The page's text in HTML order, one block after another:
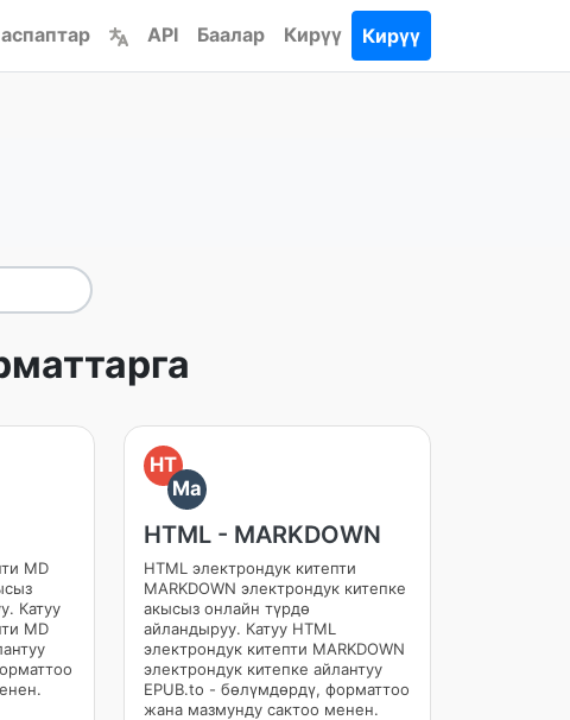
API Баалар Кирүү Кирүү
MD
Катуу
MD
HT
Ma
HTML - MARKDOWN
HTML электрондук китепти
MARKDOWN электрондук китепке
акысыз онлайн түрдө
айландыруу. Катуу HTML
электрондук китепти MARKDOWN
электрондук китепке айлантуу
EPUB.to - бөлүмдөрдү, форматтоо
жана мазмунду сактоо менен.